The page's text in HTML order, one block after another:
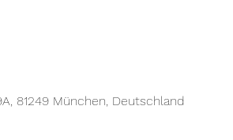
81249 München, Deutschland